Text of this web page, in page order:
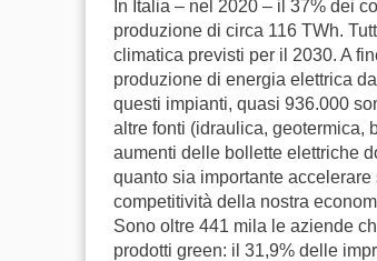
In Italia – nel 2020 – il 37% dei
produzione di circa 116 TWh.
climatica previsti per il 2030. A
produzione di energia elettrica
questi impianti, quasi 936.000
altre fonti (idraulica, geotermica,
aumenti delle bollette elettriche
quanto sia importante
competitività della nostra
Sono oltre 441 mila le aziende
prodotti green: il 31,9% delle